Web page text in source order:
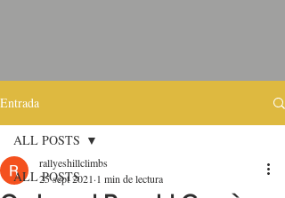
Entrada
ALL POSTS
ALL POSTS
rallyeshillclimbs
25 sept 2021 1 min de lectura